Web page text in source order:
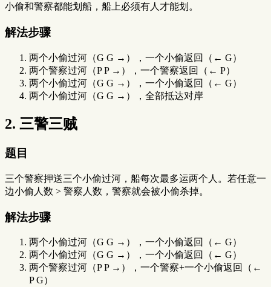
小偷和警察都能划船，船上必须有人才能划。
解法步骤
两个小偷过河（G G →），一个小偷返回（← G）
两个警察过河（P P →），一个警察返回（← P）
两个小偷过河（G G →），一个小偷返回（← G）
两个小偷过河（G G →），全部抵达对岸
2. 三警三贼
题目
三个警察押送三个小偷过河，船每次最多运两个人。若任意一
边小偷人数 > 警察人数，警察就会被小偷杀掉。
解法步骤
两个小偷过河（G G →），一个小偷返回（← G）
两个小偷过河（G G →），一个小偷返回（← G）
两个警察过河（P P →），一个警察+一个小偷返回（←
P G）